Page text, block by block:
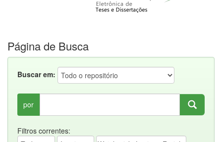
Página de Busca
Buscar em:
por
Filtros correntes: